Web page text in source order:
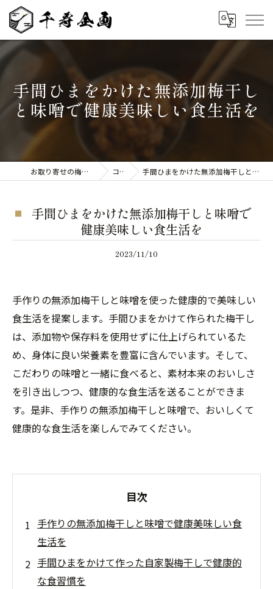
手間ひまをかけた無添加梅干し
と味噌で健康美味しい食生活を
お取り寄せの梅干しなら千寿企画 コラム 手間ひまをかけた無添加梅干しと味噌で健康美味しい食生活を
手間ひまをかけた無添加梅干しと味噌で
健康美味しい食生活を
2023/11/10
手作りの無添加梅干しと味噌を使った健康的で美味しい
食生活を提案します。手間ひまをかけて作られた梅干し
は、添加物や保存料を使用せずに仕上げられているた
め、身体に良い栄養素を豊富に含んでいます。そして、
こだわりの味噌と一緒に食べると、素材本来のおいしさ
を引き出しつつ、健康的な食生活を送ることができま
す。是非、手作りの無添加梅干しと味噌で、おいしくて
健康的な食生活を楽しんでみてください。
目次
手作りの無添加梅干しと味噌で健康美味しい食
生活を
手間ひまをかけて作った自家製梅干しで健康的
な食習慣を